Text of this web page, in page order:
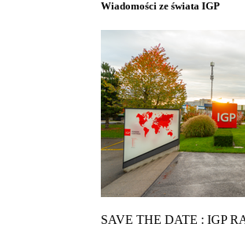
Wiadomości ze świata IGP
SAVE THE DATE : IGP